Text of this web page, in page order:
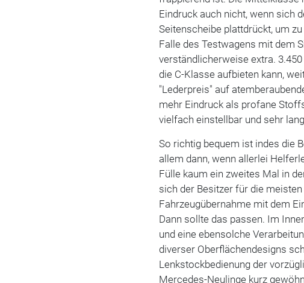
Eindruck auch nicht, wenn sich
Seitenscheibe plattdrückt, um
Falle des Testwagens mit dem
verständlicherweise extra.
die C-Klasse aufbieten kann,
"Lederpreis" auf
mehr Eindruck als profane
vielfach einstellbar und sehr
So richtig bequem ist indes die
allem dann, wenn allerlei
Fülle kaum ein zweites Mal in
sich der Besitzer für die
Fahrzeugübernahme mit dem
Dann sollte das passen. Im
und eine ebensolche
diverser Oberflächendesigns
Lenkstockbedienung der
Mercedes-Neulinge kurz